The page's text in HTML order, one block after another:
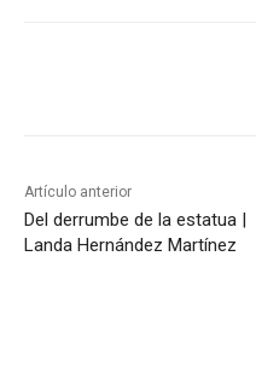
Artículo anterior
Del derrumbe de la estatua |
Landa Hernández Martínez